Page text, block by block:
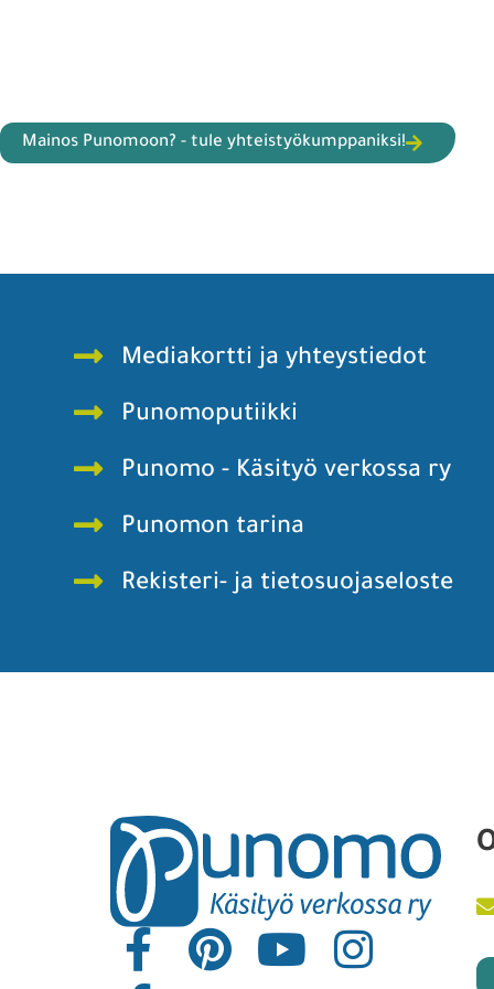
Mainos Punomoon? - tule yhteistyökumppaniksi!
Mediakortti ja yhteystiedot
Punomoputiikki
Punomo - Käsityö verkossa ry
Punomon tarina
Rekisteri- ja tietosuojaseloste